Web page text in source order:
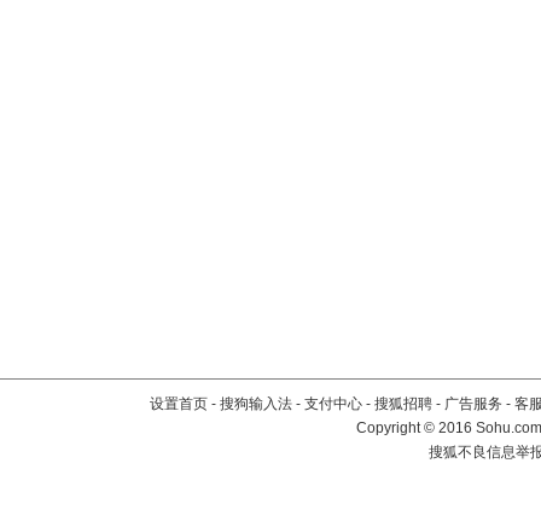
设置首页 - 搜狗输入法 - 支付中心 - 搜狐招聘 - 广告服务 - 客
Copyright©2016
搜狐不良信息举